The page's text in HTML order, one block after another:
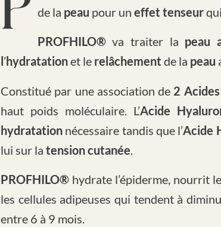
de la peau pour un effet tenseur
PROFHILO®va traiter la peau
’hydratationet lerelâchement de la peau
Constitué par une association de 2
haut poids moléculaire. L’Acide
hydratationnécessaire tandis que l’Acide
lui sur la tension cutanée.
PROFHILO® hydrate l’épiderme, nourrit
les cellules adipeuses qui tendent à
entre 6 à 9 mois.